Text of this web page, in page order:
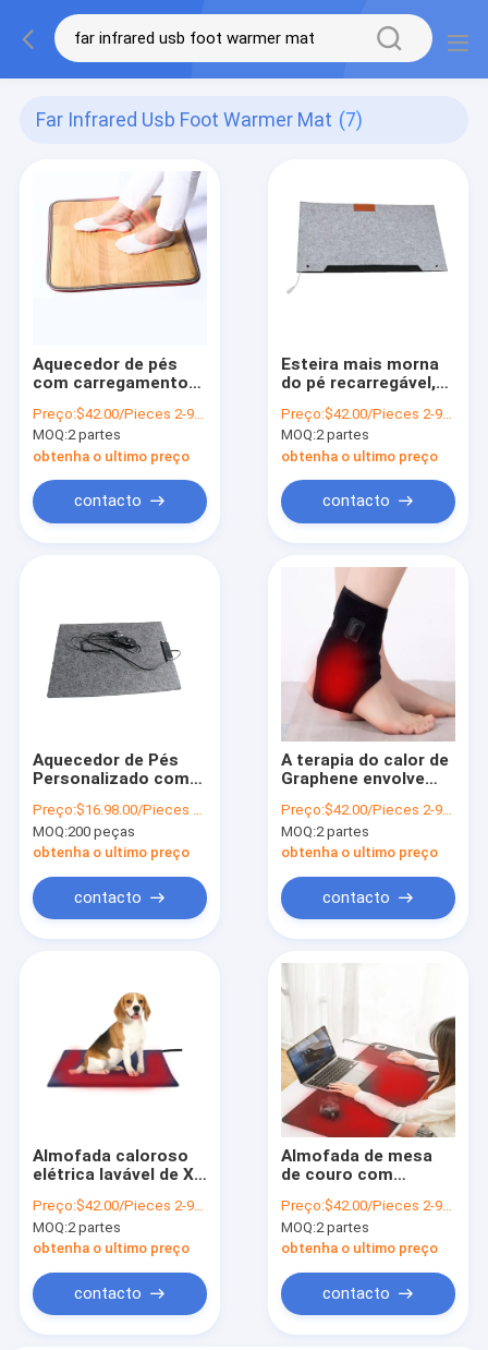
Far Infrared Usb Foot Warmer Mat (7)
Aquecedor de pés
com carregamento
infravermelho
distante ODM para
aliviar a fadiga
Preço:$42.00/Pieces 2-9999 Pieces
MOQ:2 partes
obtenha o ultimo preço
contacto
Esteira mais morna
do pé recarregável,
do assoalho do pé
caloroso
Preço:$42.00/Pieces 2-9999 Pieces
MOQ:2 partes
obtenha o ultimo preço
contacto
Aquecedor de Pés
Personalizado com
Aquecimento de
Grafeno,
Carregamento USB e
Compressão Quente
para Aliviar a Fadiga
Preço:$16.98.00/Pieces 200-9999 Pieces
MOQ:200 peças
obtenha o ultimo preço
contacto
A terapia do calor de
Graphene envolve
compressa quente
do tornozelo da
cinta
Preço:$42.00/Pieces 2-9999 Pieces
MOQ:2 partes
obtenha o ultimo preço
contacto
Almofada caloroso
elétrica lavável de Xf
do filme do animal de
estimação 40degree
Graphene
Preço:$42.00/Pieces 2-9999 Pieces
MOQ:2 partes
obtenha o ultimo preço
contacto
Almofada de mesa
de couro com
com temperatura de
45 graus Sheerfond
Preço:$42.00/Pieces 2-9999 Pieces
MOQ:2 partes
obtenha o ultimo preço
contacto